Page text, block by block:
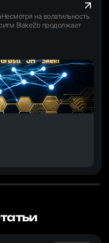
на волатильность
Blake2b продолжает